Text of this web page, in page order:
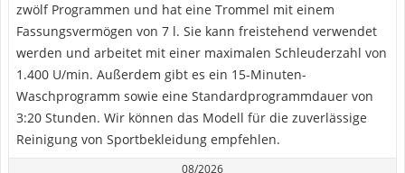
zwölf Programmen und hat eine Trommel mit einem
Fassungsvermögen von 7 l. Sie kann freistehend verwendet
werden und arbeitet mit einer maximalen Schleuderzahl von
1.400 U/min. Außerdem gibt es ein 15-Minuten-
Waschprogramm sowie eine Standardprogrammdauer von
3:20 Stunden. Wir können das Modell für die zuverlässige
Reinigung von Sportbekleidung empfehlen.
08/2026